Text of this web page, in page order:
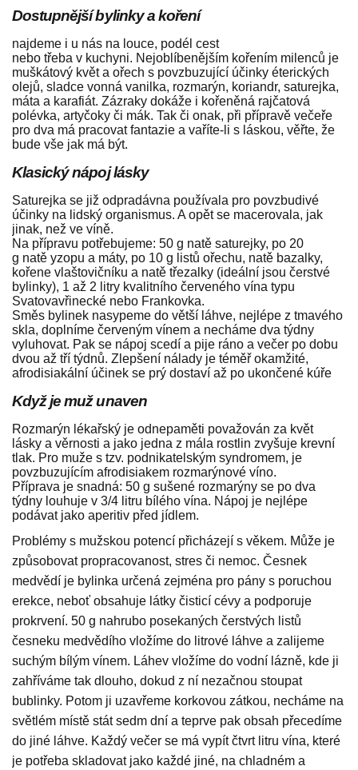
Dostupnější bylinky a koření
najdeme i u nás na louce, podél cest
nebo třeba v kuchyni. Nejoblíbenějším kořením milenců je
muškátový květ a ořech s povzbuzující účinky éterických
olejů, sladce vonná vanilka, rozmarýn, koriandr, saturejka,
máta a karafiát. Zázraky dokáže i kořeněná rajčatová
polévka, artyčoky či mák. Tak či onak, při přípravě večeře
pro dva má pracovat fantazie a vaříte-li s láskou, věřte, že
bude vše jak má být.
Klasický nápoj lásky
Saturejka se již odpradávna používala pro povzbudivé
účinky na lidský organismus. A opět se macerovala, jak
jinak, než ve víně.
Na přípravu potřebujeme: 50 g natě saturejky, po 20
g natě yzopu a máty, po 10 g listů ořechu, natě bazalky,
kořene vlaštovičníku a natě třezalky (ideální jsou čerstvé
bylinky), 1 až 2 litry kvalitního červeného vína typu
Svatovavřinecké nebo Frankovka.
Směs bylinek nasypeme do větší láhve, nejlépe z tmavého
skla, doplníme červeným vínem a necháme dva týdny
vyluhovat. Pak se nápoj scedí a pije ráno a večer po dobu
dvou až tří týdnů. Zlepšení nálady je téměř okamžité,
afrodisiakální účinek se prý dostaví až po ukončené kúře
Když je muž unaven
Rozmarýn lékařský je odnepaměti považován za květ
lásky a věrnosti a jako jedna z mála rostlin zvyšuje krevní
tlak. Pro muže s tzv. podnikatelským syndromem, je
povzbuzujícím afrodisiakem rozmarýnové víno.
Příprava je snadná: 50 g sušené rozmarýny se po dva
týdny louhuje v 3/4 litru bílého vína. Nápoj je nejlépe
podávat jako aperitiv před jídlem.
Problémy s mužskou potencí přicházejí s věkem. Může je
způsobovat propracovanost, stres či nemoc. Česnek
medvědí je bylinka určená zejména pro pány s poruchou
erekce, neboť obsahuje látky čisticí cévy a podporuje
prokrvení. 50 g nahrubo posekaných čerstvých listů
česneku medvědího vložíme do litrové láhve a zalijeme
suchým bílým vínem. Láhev vložíme do vodní lázně, kde ji
zahříváme tak dlouho, dokud z ní nezačnou stoupat
bublinky. Potom ji uzavřeme korkovou zátkou, necháme na
světlém místě stát sedm dní a teprve pak obsah přecedíme
do jiné láhve. Každý večer se má vypít čtvrt litru vína, které
je potřeba skladovat jako každé jiné, na chladném a